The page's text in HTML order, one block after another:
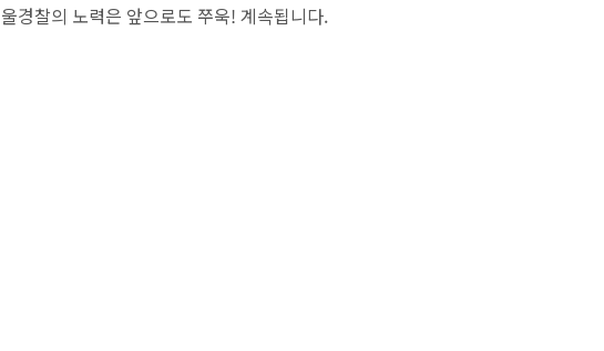
경찰의 노력은 앞으로도 쭈욱! 계속됩니다.